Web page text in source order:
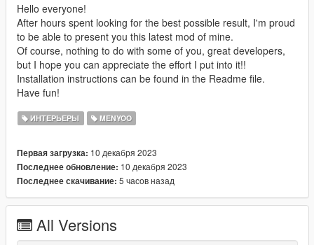
Hello everyone!
After hours spent looking for the best possible result, I'm proud
to be able to present you this latest mod of mine.
Of course, nothing to do with some of you, great developers,
but I hope you can appreciate the effort I put into it!!
Installation instructions can be found in the Readme file.
Have fun!
ИНТЕРЬЕРЫ MENYOO
Первая загрузка: 10 декабря 2023
Последнее обновление: 10 декабря 2023
Последнее скачивание: 5 часов назад
All Versions